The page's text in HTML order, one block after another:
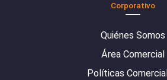
Corporativo
Quiénes Somos
Área Comercial
Políticas